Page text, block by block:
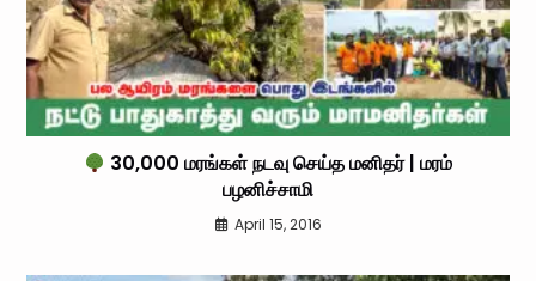
30,000 மரங்கள் நடவு செய்த மனிதர் | மரம்
பழனிச்சாமி
April 15, 2016